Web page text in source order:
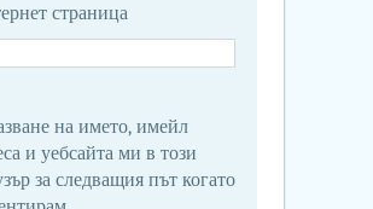
страница
на името, имейл
и уебсайта ми в този
за следващия път когато